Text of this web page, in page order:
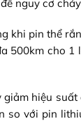
nguy cơ
khi pin thể
500km cho 1
hiệu suất
so với pin